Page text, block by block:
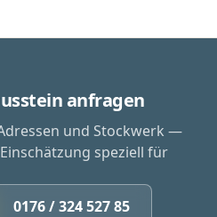
anfragen
und Stockwerk —
speziell für
0176 / 324 527 85